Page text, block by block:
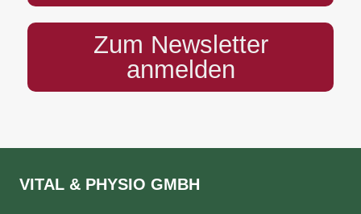
Zum Newsletter
anmelden
VITAL & PHYSIO GMBH